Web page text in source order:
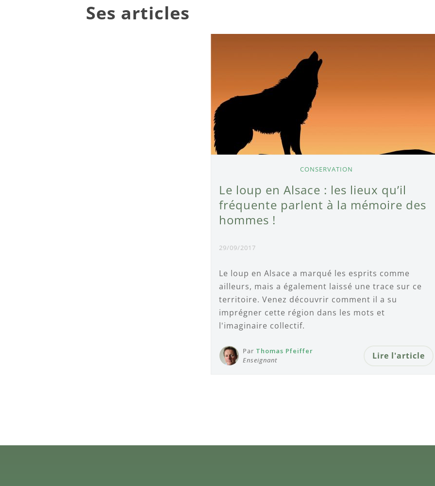
Ses articles
CONSERVATION
Le loup en Alsace : les lieux qu’il
fréquente parlent à la mémoire des
hommes !
29/09/2017
Le loup en Alsace a marqué les esprits comme
ailleurs, mais a également laissé une trace sur ce
territoire. Venez découvrir comment il a su
imprégner cette région dans les mots et
l'imaginaire collectif.
Par Thomas Pfeiffer
Enseignant
Lire l'article